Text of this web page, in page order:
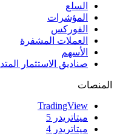
السلع
المؤشرات
الفوركس
العملات المشفرة
الأسهم
صناديق الاستثمار
المنصات
TradingView
ميتاتريدر 5
ميتاتريدر 4